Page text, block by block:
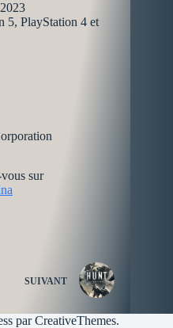
2023
5, PlayStation 4 et
sur
SUIVANT
parCreativeThemes.